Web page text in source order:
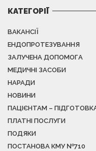
КАТЕГОРІЇ
ВАКАНСІЇ
ЕНДОПРОТЕЗУВАННЯ
ЗАЛУЧЕНА ДОПОМОГА
МЕДИЧНІ ЗАСОБИ
НАРАДИ
НОВИНИ
ПАЦІЄНТАМ –
ПЛАТНІ ПОСЛУГИ
ПОДЯКИ
ПОСТАНОВА КМУ №710